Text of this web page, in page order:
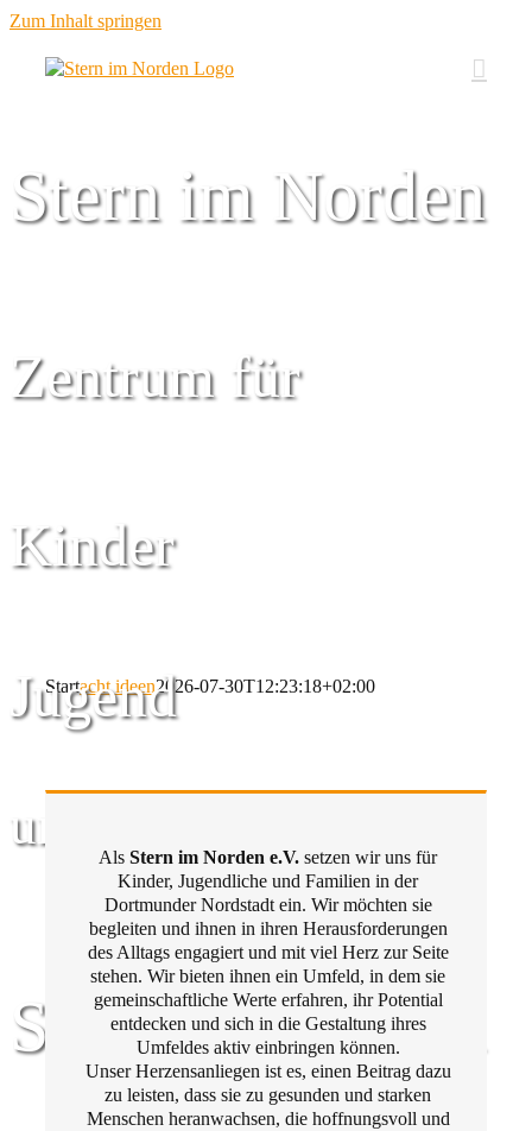
Zum Inhalt springen
Stern im Norden
Zentrum für
Kinder
Jugend
und Familie
Stern im Norden
Startacht ideen2026-07-30T12:23:18+02:00
Als Stern im Norden e.V. setzen wir uns für
Kinder, Jugendliche und Familien in der
Dortmunder Nordstadt ein. Wir möchten sie
begleiten und ihnen in ihren Herausforderungen
des Alltags engagiert und mit viel Herz zur Seite
stehen. Wir bieten ihnen ein Umfeld, in dem sie
gemeinschaftliche Werte erfahren, ihr Potential
entdecken und sich in die Gestaltung ihres
Umfeldes aktiv einbringen können.
Unser Herzensanliegen ist es, einen Beitrag dazu
zu leisten, dass sie zu gesunden und starken
Menschen heranwachsen, die hoffnungsvoll und